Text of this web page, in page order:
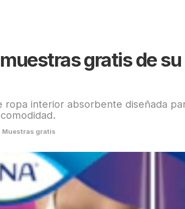
gratis de
ropa interior absorbente diseñada
Muestras gratis